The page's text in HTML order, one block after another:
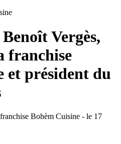
Vergès,
franchise
et président du
Bohèm Cuisine - le 17